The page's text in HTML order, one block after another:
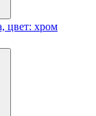
цвет: хром